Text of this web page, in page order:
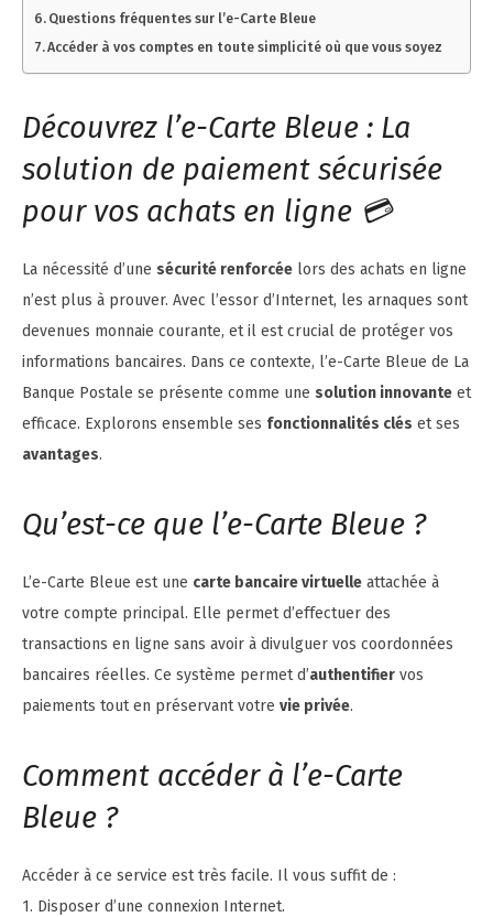
Questions fréquentes sur l’e-Carte Bleue
Accéder à vos comptes en toute simplicité où que vous soyez
Découvrez l’e-Carte Bleue : La
solution de paiement sécurisée
pour vos achats en ligne 💳
La nécessité d’une sécurité renforcée lors des achats en ligne
n’est plus à prouver. Avec l’essor d’Internet, les arnaques sont
devenues monnaie courante, et il est crucial de protéger vos
informations bancaires. Dans ce contexte, l’e-Carte Bleue de La
Banque Postale se présente comme une solution innovante et
efficace. Explorons ensemble ses fonctionnalités clés et ses
avantages.
Qu’est-ce que l’e-Carte Bleue ?
L’e-Carte Bleue est une carte bancaire virtuelle attachée à
votre compte principal. Elle permet d’effectuer des
transactions en ligne sans avoir à divulguer vos coordonnées
bancaires réelles. Ce système permet d’authentifier vos
paiements tout en préservant votre vie privée.
Comment accéder à l’e-Carte
Bleue ?
Accéder à ce service est très facile. Il vous suffit de :
1. Disposer d’une connexion Internet.